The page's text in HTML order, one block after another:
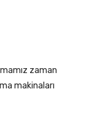
zaman
makinaları